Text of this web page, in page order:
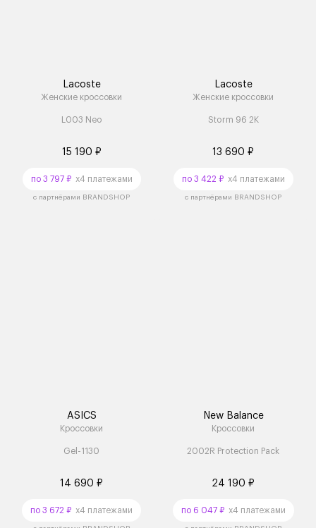
Lacoste
Женские кроссовки
L003 Neo
15 190 ₽
по 3 797 ₽x4 платежами
с партнёрами BRANDSHOP
Lacoste
Женские кроссовки
Storm 96 2K
13 690 ₽
по 3 422 ₽x4 платежами
с партнёрами BRANDSHOP
ASICS
Кроссовки
Gel-1130
14 690 ₽
по 3 672 ₽ x4 платежами
New Balance
Кроссовки
2002R Protection Pack
24 190 ₽
по 6 047 ₽x4 платежами